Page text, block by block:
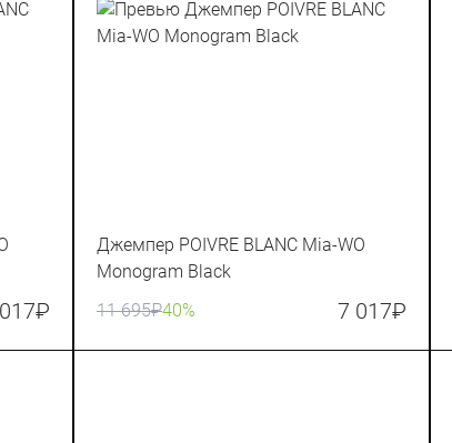
₽
Джемпер POIVRE BLANC Mia-WO
Monogram Black
11 695₽40% 7 017₽